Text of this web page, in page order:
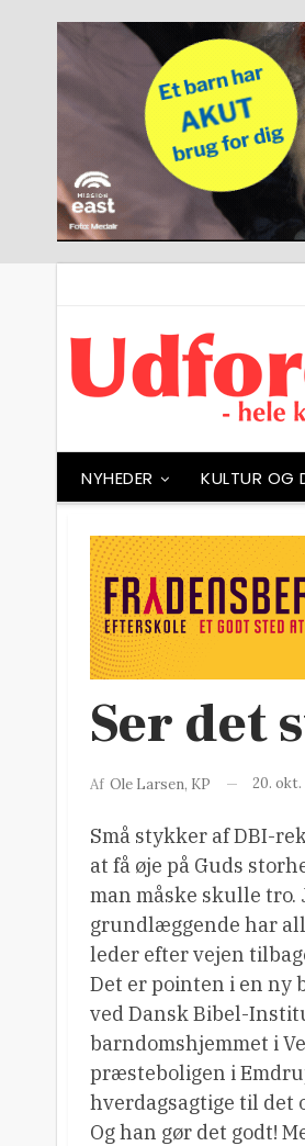
NYHEDER KULTUR OG
Ser det
Af Ole Larsen, KP 20.
Små stykker af DBI-
at få øje på Guds
man måske skulle tro.
grundlæggende har
leder efter vejen
Det er pointen i en ny
ved Dansk Bibel-
barndomshjemmet i
præsteboligen i
hverdagsagtige til det
Og han gør det godt!